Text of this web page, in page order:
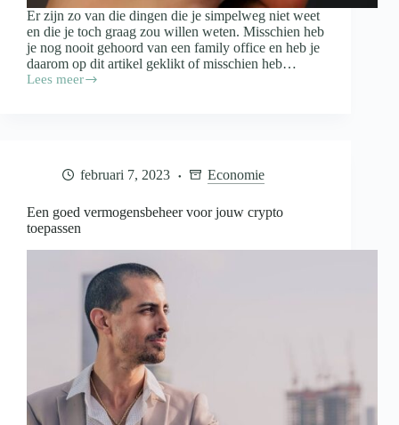
Er zijn zo van die dingen die je simpelweg niet weet
en die je toch graag zou willen weten. Misschien heb
je nog nooit gehoord van een family office en heb je
daarom op dit artikel geklikt of misschien heb…
Lees meer
Wat
ze?
februari 7, 2023 Economie
Een goed vermogensbeheer voor jouw crypto
toepassen